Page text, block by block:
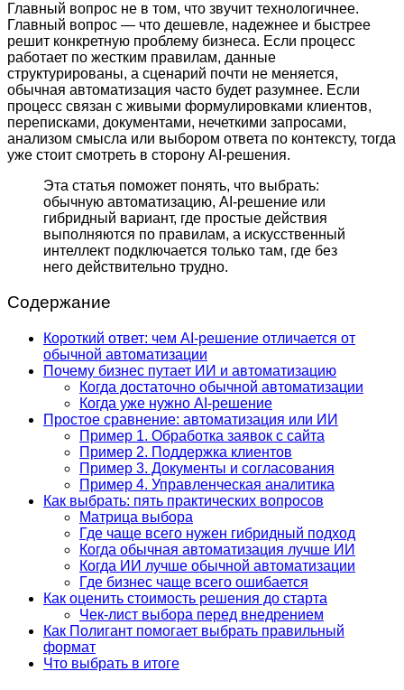
Главный вопрос не в том, что звучит технологичнее.
Главный вопрос — что дешевле, надежнее и быстрее
решит конкретную проблему бизнеса. Если процесс
работает по жестким правилам, данные
структурированы, а сценарий почти не меняется,
обычная автоматизация часто будет разумнее. Если
процесс связан с живыми формулировками клиентов,
переписками, документами, нечеткими запросами,
анализом смысла или выбором ответа по контексту, тогда
уже стоит смотреть в сторону AI-решения.
Эта статья поможет понять, что выбрать:
обычную автоматизацию, AI-решение или
гибридный вариант, где простые действия
выполняются по правилам, а искусственный
интеллект подключается только там, где без
него действительно трудно.
Содержание
Короткий ответ: чем AI-решение отличается от
обычной автоматизации
Почему бизнес путает ИИ и автоматизацию
Когда достаточно обычной автоматизации
Когда уже нужно AI-решение
Простое сравнение: автоматизация или ИИ
Пример 1. Обработка заявок с сайта
Пример 2. Поддержка клиентов
Пример 3. Документы и согласования
Пример 4. Управленческая аналитика
Как выбрать: пять практических вопросов
Матрица выбора
Где чаще всего нужен гибридный подход
Когда обычная автоматизация лучше ИИ
Когда ИИ лучше обычной автоматизации
Где бизнес чаще всего ошибается
Как оценить стоимость решения до старта
Чек-лист выбора перед внедрением
Как Полигант помогает выбрать правильный
формат
Что выбрать в итоге